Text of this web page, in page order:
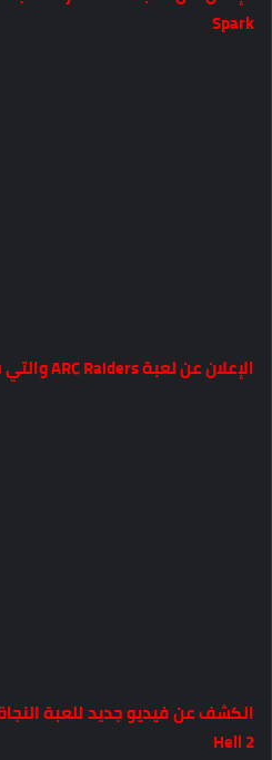
Spark
الإعلان عن لعبة ARC Raiders والتي ستصدر في 2025
Hell 2